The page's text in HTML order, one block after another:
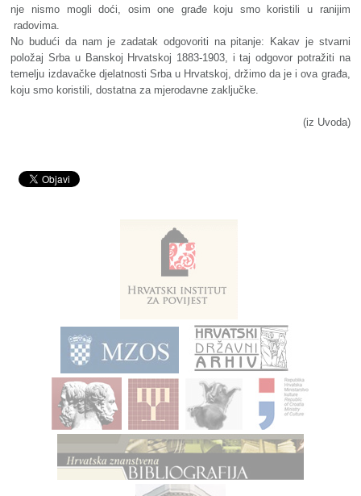
nje nismo mogli doći, osim one građe koju smo koristili u ranijim
radovima.
No budući da nam je zadatak odgovoriti na pitanje: Kakav je stvarni
položaj Srba u Banskoj Hrvatskoj 1883-1903, i taj odgovor potražiti na
temelju izdavačke djelatnosti Srba u Hrvatskoj, držimo da je i ova građa,
koju smo koristili, dostatna za mjerodavne zaključke.
(iz Uvoda)